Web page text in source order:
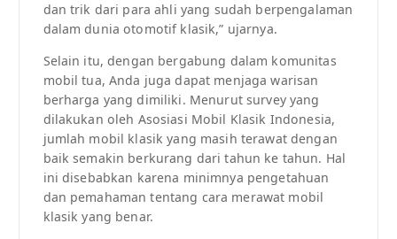
dan trik dari para ahli yang sudah berpengalaman
dalam dunia otomotif klasik,” ujarnya.
Selain itu, dengan bergabung dalam komunitas
mobil tua, Anda juga dapat menjaga warisan
berharga yang dimiliki. Menurut survey yang
dilakukan oleh Asosiasi Mobil Klasik Indonesia,
jumlah mobil klasik yang masih terawat dengan
baik semakin berkurang dari tahun ke tahun. Hal
ini disebabkan karena minimnya pengetahuan
dan pemahaman tentang cara merawat mobil
klasik yang benar.